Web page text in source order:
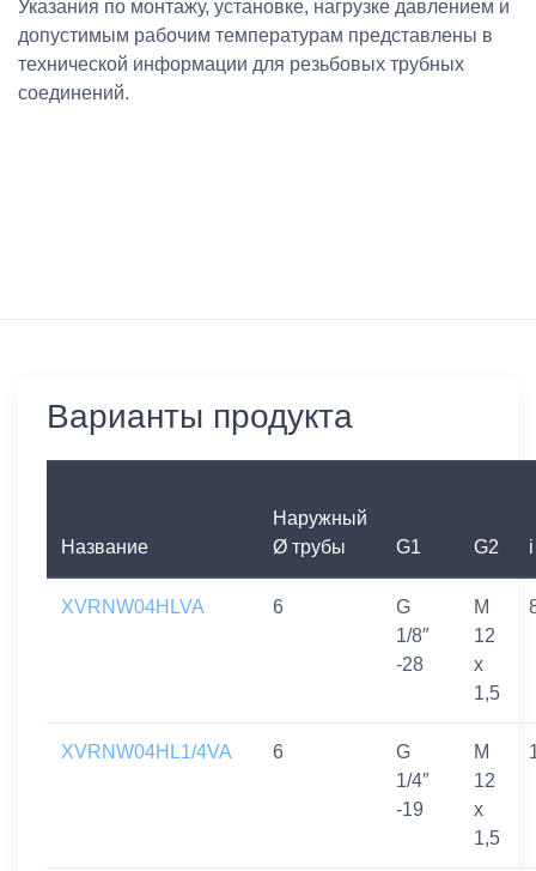
Указания по монтажу, установке, нагрузке давлением и
допустимым рабочим температурам представлены в
технической информации для резьбовых трубных
соединений.
Варианты продукта
Название
Наружный
Ø трубы
G1 G2 i
XVRNW04HLVA 6
G
1/8″
-28
M
12
x
1,5
XVRNW04HL1/4VA 6
G
1/4″
-19
M
12
x
1,5